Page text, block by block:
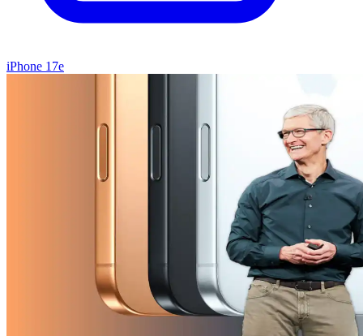
iPhone 17e